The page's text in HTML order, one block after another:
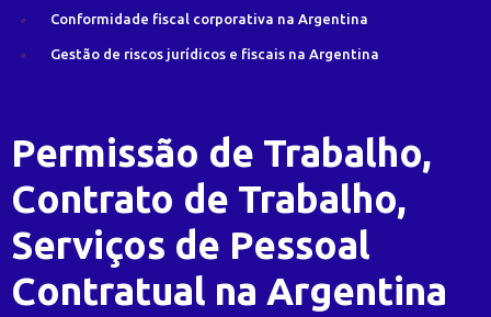
Conformidade fiscal corporativa na Argentina
Gestão de riscos jurídicos e fiscais na Argentina
Permissão de Trabalho,
Contrato de Trabalho,
Serviços de Pessoal
Contratual na Argentina